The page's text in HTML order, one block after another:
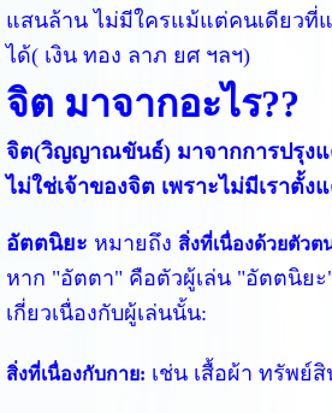
แสนล้าน ไม่มีใครแม้แต่คนเดียวที่
ได้( เงิน ทอง ลาภ ยศ ฯลฯ)
จิต มาจากอะไร??
จิต(วิญญาณขันธ์) มาจากการปรุงแ
ไม่ใช่เจ้าของจิต เพราะไม่มีเราตั้ง
อัตตนิยะ หมายถึง สิ่งที่เนื่องด้วยตัวต
หาก "อัตตา" คือตัวผู้เล่น "อัตตนิย
เกี่ยวเนื่องกับผู้เล่นนั้น:
สิ่งที่เนื่องกับกาย: เช่น เสื้อผ้า ทรัพย์